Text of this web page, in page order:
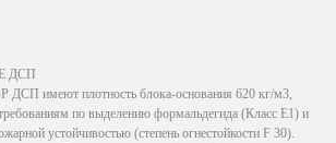
ДСП
имеют плотность блока-основания 620 кг/м3,
по выделению формальдегида (Класс Е1) и
устойчивостью (степень огнестойкости F 30).